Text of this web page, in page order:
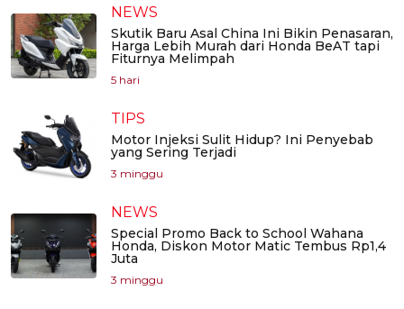
NEWS
Skutik Baru Asal China Ini Bikin Penasaran,
Harga Lebih Murah dari Honda BeAT tapi
Fiturnya Melimpah
5 hari
TIPS
Motor Injeksi Sulit Hidup? Ini Penyebab
yang Sering Terjadi
3 minggu
NEWS
Special Promo Back to School Wahana
Honda, Diskon Motor Matic Tembus Rp1,4
Juta
3 minggu